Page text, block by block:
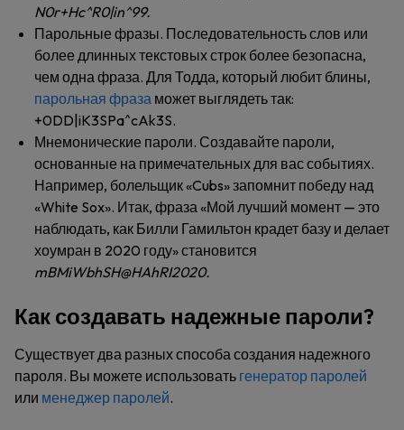
N0r+Hc^R0|in^99.
Парольные фразы. Последовательность слов или
более длинных текстовых строк более безопасна,
чем одна фраза. Для Тодда, который любит блины,
парольная фраза может выглядеть так:
+0DD|iK3SPa^cAk3S.
Мнемонические пароли. Создавайте пароли,
основанные на примечательных для вас событиях.
Например, болельщик «Cubs» запомнит победу над
«White Sox». Итак, фраза «Мой лучший момент — это
наблюдать, как Билли Гамильтон крадет базу и делает
хоумран в 2020 году» становится
mBMiWbhSH@HAhRI2020.
Как создавать надежные пароли?
Существует два разных способа создания надежного
пароля. Вы можете использовать генератор паролей
или менеджер паролей.